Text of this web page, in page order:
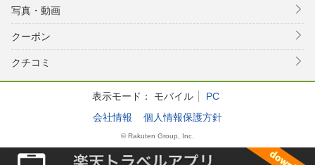
写真・動画
クーポン
クチコミ
表示モード： モバイル
PC
会社情報
個人情報保護方針
© Rakuten Group, Inc.